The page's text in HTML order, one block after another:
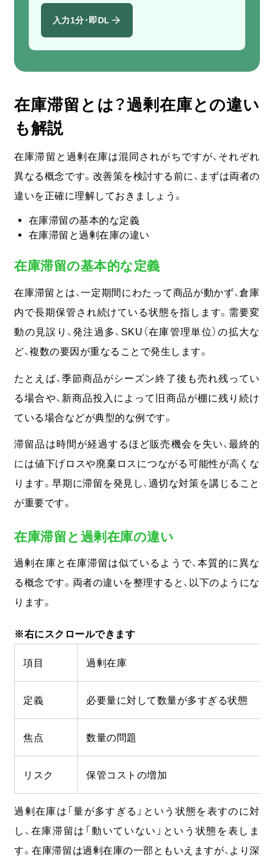
入力1分・即DL
在庫滞留とは？過剰在庫との違い
も解説
在庫滞留と過剰在庫は混同されがちですが、それぞれ
異なる概念です。改善策を検討する前に、まずは両者の
違いを正確に理解しておきましょう。
在庫滞留の基本的な定義
在庫滞留と過剰在庫の違い
在庫滞留の基本的な定義
在庫滞留とは、一定期間にわたって商品が動かず、倉庫
内で長期保管され続けている状態を指します。 需要変
動の見誤り、発注過多、SKU（在庫管理単位）の拡大な
ど、複数の要因が重なることで発生します。
たとえば、季節商品がシーズン終了後も売れ残ってい
る場合や、新商品投入によって旧商品が棚に残り続け
ている場合などが典型的な例です。
滞留品は時間が経過するほど販売機会を失い、最終的
には値下げロスや廃棄ロスにつながる可能性が高くな
ります。早期に滞留を発見し、適切な対策を講じること
が重要です。
在庫滞留と過剰在庫の違い
過剰在庫と在庫滞留は似ているようで、本質的に異な
る概念です。両者の違いを整理すると、以下のようにな
ります。
項目 過剰在庫
定義 必要量に対して数量が多すぎる状態
焦点 数量の問題
リスク 保管コストの増加
過剰在庫は「量が多すぎる」という状態を表すのに対
し、在庫滞留は「動いていない」という状態を表しま
す。在庫滞留は過剰在庫の一部ともいえますが、より深